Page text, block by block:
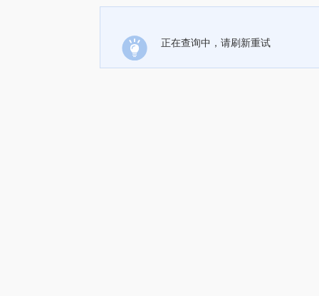
正在查询中，请刷新重试